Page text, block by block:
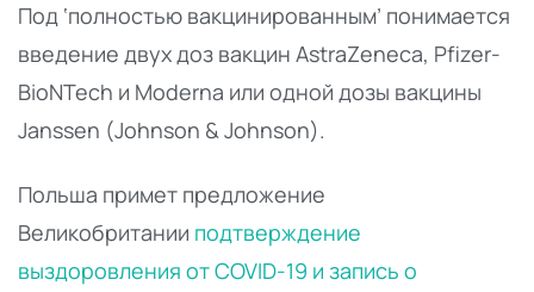
Под ‘полностью вакцинированным’ понимается
введение двух доз вакцин AstraZeneca, Pfizer-
BioNTech и Moderna или одной дозы вакцины
Janssen (Johnson & Johnson).
Польша примет предложение
Великобритании подтверждение
выздоровления от COVID-19 и запись о